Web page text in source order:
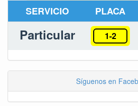
SERVICIO PLACA
Particular 1-2
Síguenos en